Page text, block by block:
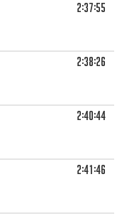
2:37:55
2:38:26
2:40:44
2:41:46